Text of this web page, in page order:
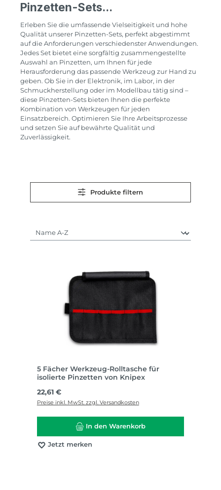
Pinzetten-Sets...
Erleben Sie die umfassende Vielseitigkeit und hohe
Qualität unserer Pinzetten-Sets, perfekt abgestimmt
auf die Anforderungen verschiedenster Anwendungen.
Jedes Set bietet eine sorgfältig zusammengestellte
Auswahl an Pinzetten, um Ihnen für jede
Herausforderung das passende Werkzeug zur Hand zu
geben. Ob Sie in der Elektronik, im Labor, in der
Schmuckherstellung oder im Modellbau tätig sind –
diese Pinzetten-Sets bieten Ihnen die perfekte
Kombination von Werkzeugen für jeden
Einsatzbereich. Optimieren Sie Ihre Arbeitsprozesse
und setzen Sie auf bewährte Qualität und
Zuverlässigkeit.
Produkte filtern
5 Fächer Werkzeug-Rolltasche für
isolierte Pinzetten von Knipex
Regulärer Preis:
22,61 €
Preise inkl. MwSt. zzgl. Versandkosten
In den Warenkorb
Jetzt merken